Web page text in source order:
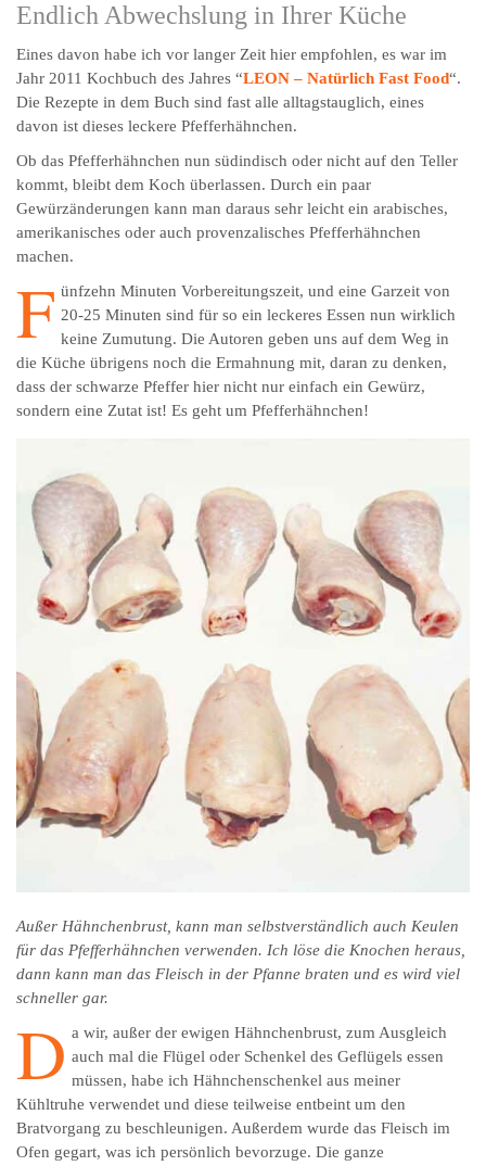
Endlich Abwechslung in Ihrer Küche
Eines davon habe ich vor langer Zeit hier empfohlen, es war im
Jahr 2011 Kochbuch des Jahres “LEON – Natürlich Fast Food“.
Die Rezepte in dem Buch sind fast alle alltagstauglich, eines
davon ist dieses leckere Pfefferhähnchen.
Ob das Pfefferhähnchen nun südindisch oder nicht auf den Teller
kommt, bleibt dem Koch überlassen. Durch ein paar
Gewürzänderungen kann man daraus sehr leicht ein arabisches,
amerikanisches oder auch provenzalisches Pfefferhähnchen
machen.
F ünfzehn Minuten Vorbereitungszeit, und eine Garzeit von
20-25 Minuten sind für so ein leckeres Essen nun wirklich
keine Zumutung. Die Autoren geben uns auf dem Weg in
die Küche übrigens noch die Ermahnung mit, daran zu denken,
dass der schwarze Pfeffer hier nicht nur einfach ein Gewürz,
sondern eine Zutat ist! Es geht um Pfefferhähnchen!
Außer Hähnchenbrust, kann man selbstverständlich auch Keulen
für das Pfefferhähnchen verwenden. Ich löse die Knochen heraus,
dann kann man das Fleisch in der Pfanne braten und es wird viel
schneller gar.
D a wir, außer der ewigen Hähnchenbrust, zum Ausgleich
auch mal die Flügel oder Schenkel des Geflügels essen
müssen, habe ich Hähnchenschenkel aus meiner
Kühltruhe verwendet und diese teilweise entbeint um den
Bratvorgang zu beschleunigen. Außerdem wurde das Fleisch im
Ofen gegart, was ich persönlich bevorzuge. Die ganze